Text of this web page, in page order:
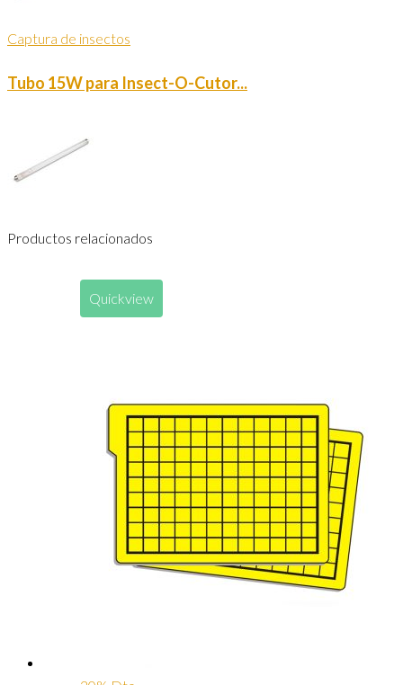
Captura de insectos
Tubo 15W para Insect-O-Cutor...
Productos relacionados
Quickview